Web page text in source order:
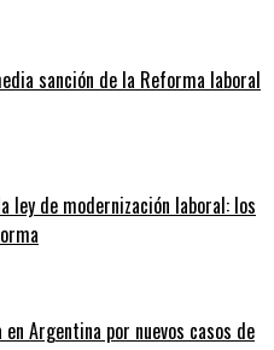
sanción de la Reforma laboral
ley de modernización laboral: los
Argentina por nuevos casos de